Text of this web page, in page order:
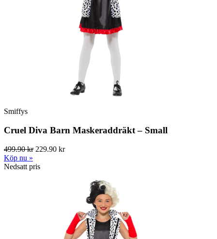
Smiffys
Cruel Diva Barn Maskeraddräkt – Small
499.90 kr229.90 kr
Köp nu »
Nedsatt pris